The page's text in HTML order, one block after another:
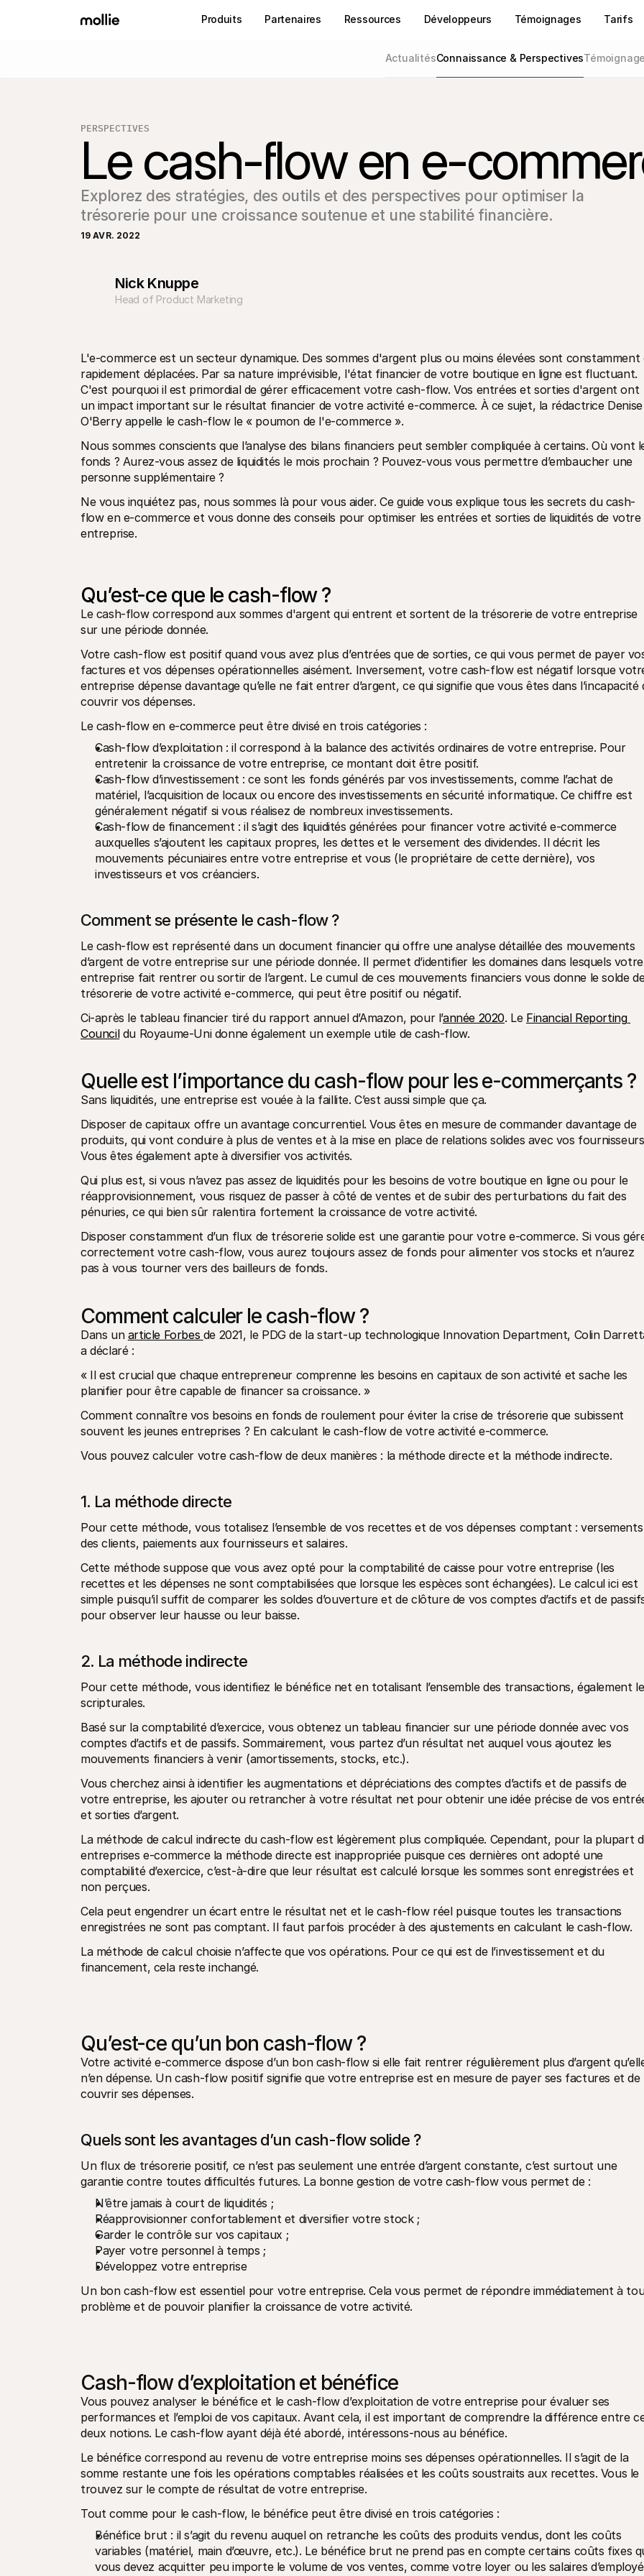
Produits Partenaires Ressources Développeurs Témoignages Tarifs
ActualitésConnaissance & Perspectives
PERSPECTIVES
Le cash-flow en e-
Explorez des stratégies, des outils et des perspectives pour optimiser la
trésorerie pour une croissance soutenue et une stabilité financière.
19 AVR. 2022
Nick Knuppe
Head of Product Marketing
L'e-commerce est un secteur dynamique. Des sommes d'argent plus ou moins élevées sont constamment
rapidement déplacées. Par sa nature imprévisible, l'état financier de votre boutique en ligne est fluctuant.
C'est pourquoi il est primordial de gérer efficacement votre cash-flow. Vos entrées et sorties d'argent ont
un impact important sur le résultat financier de votre activité e-commerce. À ce sujet, la rédactrice Denise
O'Berry appelle le cash-flow le « poumon de l'e-commerce ».
Nous sommes conscients que l’analyse des bilans financiers peut sembler compliquée à certains. Où vont
fonds ? Aurez-vous assez de liquidités le mois prochain ? Pouvez-vous vous permettre d’embaucher une
personne supplémentaire ?
Ne vous inquiétez pas, nous sommes là pour vous aider. Ce guide vous explique tous les secrets du cash-
flow en e-commerce et vous donne des conseils pour optimiser les entrées et sorties de liquidités de votre
entreprise.
Qu’est-ce que le cash-flow ?
Le cash-flow correspond aux sommes d'argent qui entrent et sortent de la trésorerie de votre entreprise
sur une période donnée.
Votre cash-flow est positif quand vous avez plus d’entrées que de sorties, ce qui vous permet de payer
factures et vos dépenses opérationnelles aisément. Inversement, votre cash-flow est négatif lorsque
entreprise dépense davantage qu’elle ne fait entrer d’argent, ce qui signifie que vous êtes dans l’incapacité
couvrir vos dépenses.
Le cash-flow en e-commerce peut être divisé en trois catégories :
Cash-flow d’exploitation : il correspond à la balance des activités ordinaires de votre entreprise. Pour
entretenir la croissance de votre entreprise, ce montant doit être positif.
Cash-flow d’investissement : ce sont les fonds générés par vos investissements, comme l’achat de
matériel, l’acquisition de locaux ou encore des investissements en sécurité informatique. Ce chiffre est
généralement négatif si vous réalisez de nombreux investissements.
Cash-flow de financement : il s’agit des liquidités générées pour financer votre activité e-commerce
auxquelles s’ajoutent les capitaux propres, les dettes et le versement des dividendes. Il décrit les
mouvements pécuniaires entre votre entreprise et vous (le propriétaire de cette dernière), vos
investisseurs et vos créanciers.
Comment se présente le cash-flow ?
Le cash-flow est représenté dans un document financier qui offre une analyse détaillée des mouvements
d’argent de votre entreprise sur une période donnée. Il permet d’identifier les domaines dans lesquels votre
entreprise fait rentrer ou sortir de l’argent. Le cumul de ces mouvements financiers vous donne le solde
trésorerie de votre activité e-commerce, qui peut être positif ou négatif.
Ci-après le tableau financier tiré du rapport annuel d’Amazon, pour l’année 2020. Le Financial Reporting
Council du Royaume-Uni donne également un exemple utile de cash-flow.
Quelle est l’importance du cash-flow pour les e-commerçants ?
Sans liquidités, une entreprise est vouée à la faillite. C’est aussi simple que ça.
Disposer de capitaux offre un avantage concurrentiel. Vous êtes en mesure de commander davantage de
produits, qui vont conduire à plus de ventes et à la mise en place de relations solides avec vos
Vous êtes également apte à diversifier vos activités.
Qui plus est, si vous n’avez pas assez de liquidités pour les besoins de votre boutique en ligne ou pour le
réapprovisionnement, vous risquez de passer à côté de ventes et de subir des perturbations du fait des
pénuries, ce qui bien sûr ralentira fortement la croissance de votre activité.
Disposer constamment d’un flux de trésorerie solide est une garantie pour votre e-commerce. Si vous
correctement votre cash-flow, vous aurez toujours assez de fonds pour alimenter vos stocks et n’aurez
pas à vous tourner vers des bailleurs de fonds.
Comment calculer le cash-flow ?
Dans un article Forbes de 2021, le PDG de la start-up technologique Innovation Department, Colin
a déclaré :
« Il est crucial que chaque entrepreneur comprenne les besoins en capitaux de son activité et sache les
planifier pour être capable de financer sa croissance. »
Comment connaître vos besoins en fonds de roulement pour éviter la crise de trésorerie que subissent
souvent les jeunes entreprises ? En calculant le cash-flow de votre activité e-commerce.
Vous pouvez calculer votre cash-flow de deux manières : la méthode directe et la méthode indirecte.
1. La méthode directe
Pour cette méthode, vous totalisez l’ensemble de vos recettes et de vos dépenses comptant : versements
des clients, paiements aux fournisseurs et salaires.
Cette méthode suppose que vous avez opté pour la comptabilité de caisse pour votre entreprise (les
recettes et les dépenses ne sont comptabilisées que lorsque les espèces sont échangées). Le calcul ici est
simple puisqu’il suffit de comparer les soldes d’ouverture et de clôture de vos comptes d’actifs et de
pour observer leur hausse ou leur baisse.
2. La méthode indirecte
Pour cette méthode, vous identifiez le bénéfice net en totalisant l’ensemble des transactions, également
scripturales.
Basé sur la comptabilité d’exercice, vous obtenez un tableau financier sur une période donnée avec vos
comptes d’actifs et de passifs. Sommairement, vous partez d’un résultat net auquel vous ajoutez les
mouvements financiers à venir (amortissements, stocks, etc.).
Vous cherchez ainsi à identifier les augmentations et dépréciations des comptes d’actifs et de passifs de
votre entreprise, les ajouter ou retrancher à votre résultat net pour obtenir une idée précise de vos
et sorties d’argent.
La méthode de calcul indirecte du cash-flow est légèrement plus compliquée. Cependant, pour la plupart
entreprises e-commerce la méthode directe est inappropriée puisque ces dernières ont adopté une
comptabilité d’exercice, c’est-à-dire que leur résultat est calculé lorsque les sommes sont enregistrées et
non perçues.
Cela peut engendrer un écart entre le résultat net et le cash-flow réel puisque toutes les transactions
enregistrées ne sont pas comptant. Il faut parfois procéder à des ajustements en calculant le cash-flow.
La méthode de calcul choisie n’affecte que vos opérations. Pour ce qui est de l’investissement et du
financement, cela reste inchangé.
Qu’est-ce qu’un bon cash-flow ?
Votre activité e-commerce dispose d’un bon cash-flow si elle fait rentrer régulièrement plus d’argent
n’en dépense. Un cash-flow positif signifie que votre entreprise est en mesure de payer ses factures et de
couvrir ses dépenses.
Quels sont les avantages d’un cash-flow solide ?
Un flux de trésorerie positif, ce n’est pas seulement une entrée d’argent constante, c’est surtout une
garantie contre toutes difficultés futures. La bonne gestion de votre cash-flow vous permet de :
N’être jamais à court de liquidités ;
Réapprovisionner confortablement et diversifier votre stock ;
Garder le contrôle sur vos capitaux ;
Payer votre personnel à temps ;
Développez votre entreprise
Un bon cash-flow est essentiel pour votre entreprise. Cela vous permet de répondre immédiatement à
problème et de pouvoir planifier la croissance de votre activité.
Cash-flow d’exploitation et bénéfice
Vous pouvez analyser le bénéfice et le cash-flow d’exploitation de votre entreprise pour évaluer ses
performances et l’emploi de vos capitaux. Avant cela, il est important de comprendre la différence entre
deux notions. Le cash-flow ayant déjà été abordé, intéressons-nous au bénéfice.
Le bénéfice correspond au revenu de votre entreprise moins ses dépenses opérationnelles. Il s’agit de la
somme restante une fois les opérations comptables réalisées et les coûts soustraits aux recettes. Vous le
trouvez sur le compte de résultat de votre entreprise.
Tout comme pour le cash-flow, le bénéfice peut être divisé en trois catégories :
Bénéfice brut : il s’agit du revenu auquel on retranche les coûts des produits vendus, dont les coûts
variables (matériel, main d’œuvre, etc.). Le bénéfice brut ne prend pas en compte certains coûts fixes
vous devez acquitter peu importe le volume de vos ventes, comme votre loyer ou les salaires